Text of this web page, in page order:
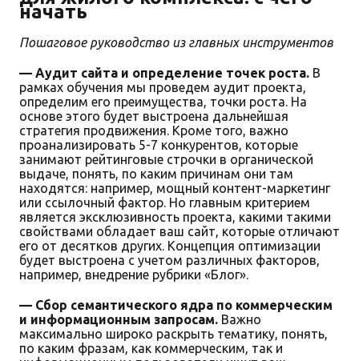
начать
Пошаговое руководство из главных инструментов
— Аудит сайта и определение точек роста. В
рамках обучения мы проведем аудит проекта,
определим его преимущества, точки роста. На
основе этого будет выстроена дальнейшая
стратегия продвижения. Кроме того, важно
проанализировать 5-7 конкурентов, которые
занимают рейтинговые строчки в органической
выдаче, понять, по каким причинам они там
находятся: например, мощный контент-маркетинг
или ссылочный фактор. Но главным критерием
является эксклюзивность проекта, какими такими
свойствами обладает ваш сайт, которые отличают
его от десятков других. Концепция оптимизации
будет выстроена с учетом различных факторов,
например, внедрение рубрики «Блог».
— Сбор семантического ядра по коммерческим
и информационным запросам. Важно
максимально широко раскрыть тематику, понять,
по каким фразам, как коммерческим, так и